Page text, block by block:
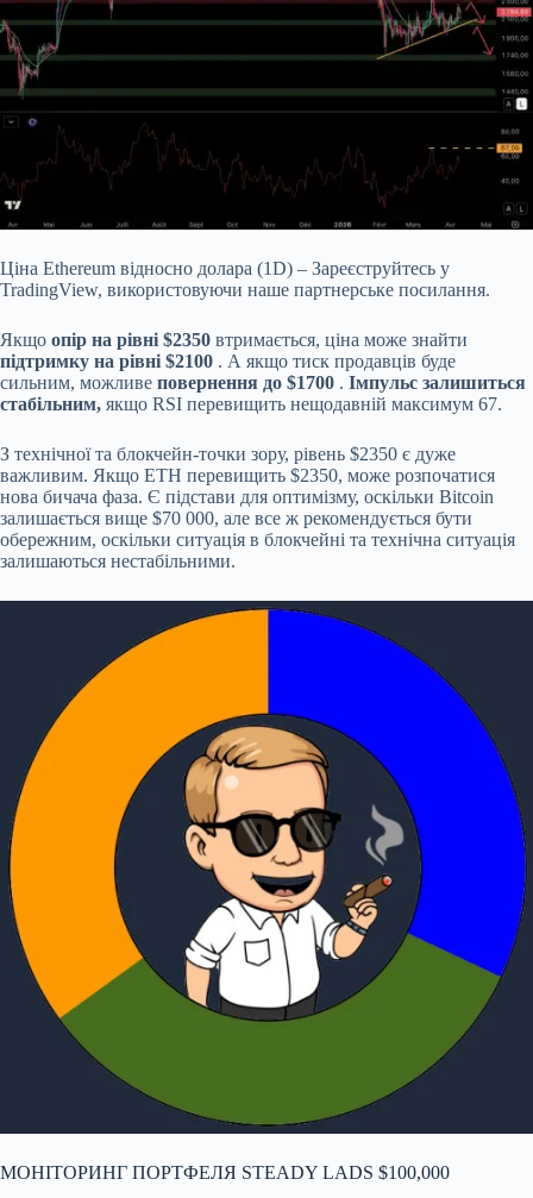
Ціна Ethereum відносно долара (1D) – Зареєструйтесь у
TradingView, використовуючи наше партнерське посилання.
Якщо опір на рівні $2350 втримається, ціна може знайти
підтримку на рівні $2100 . А якщо тиск продавців буде
сильним, можливе повернення до $1700 . Імпульс залишиться
стабільним, якщо RSI перевищить нещодавній максимум 67.
З технічної та блокчейн-точки зору, рівень $2350 є дуже
важливим. Якщо ETH перевищить $2350, може розпочатися
нова бичача фаза. Є підстави для оптимізму, оскільки Bitcoin
залишається вище $70 000, але все ж рекомендується бути
обережним, оскільки ситуація в блокчейні та технічна ситуація
залишаються нестабільними.
МОНІТОРИНГ ПОРТФЕЛЯ STEADY LADS $100,000